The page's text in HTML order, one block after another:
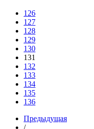
126
127
128
129
130
131
132
133
134
135
136
Предыдущая
/